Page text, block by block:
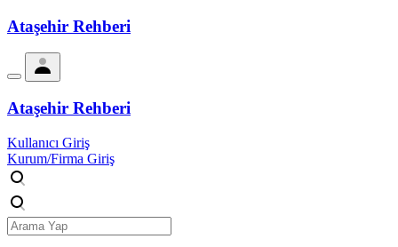
Ataşehir Rehberi
Ataşehir Rehberi
Kullanıcı Giriş
Kurum/Firma Giriş